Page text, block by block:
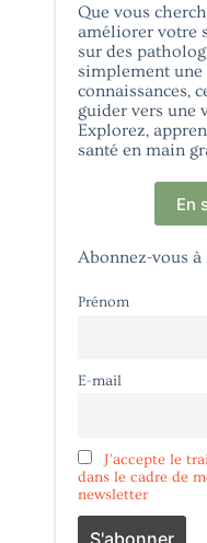
Que vous
améliorer votre
sur des
simplement une
connaissances,
guider vers une
Explorez,
santé en main
En
Abonnez-vous
Prénom
E-mail
J'accepte le
dans le cadre de
newsletter